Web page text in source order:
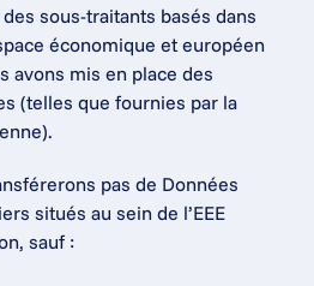
sous-traitants basés dans
économique et européen
avons mis en place des
(telles que fournies par la
pas de Données
situés au sein de l’EEE
sauf :